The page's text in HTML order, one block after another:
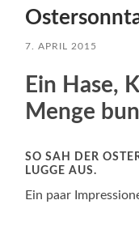
7. APRIL 2015
Ein Hase,
Menge
SO SAH DER
LUGGE AUS.
Ein paar